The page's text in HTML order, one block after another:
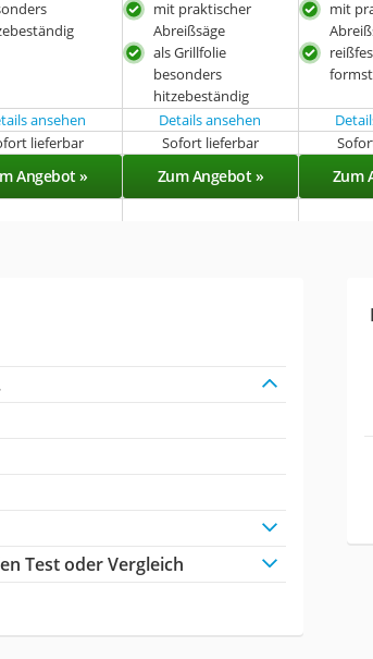
mit praktischer
Abreißsäge
als Grillfolie
besonders
hitzebeständig
mit
ansehen Details ansehen
lieferbar Sofort lieferbar
Angebot » Zum Angebot » Zum
Test oder Vergleich